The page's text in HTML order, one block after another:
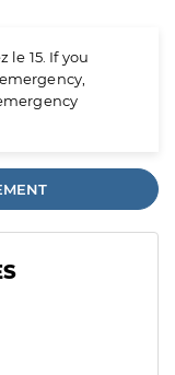
le 15. If you